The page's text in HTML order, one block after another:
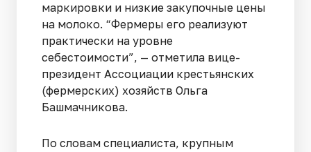
маркировки и низкие закупочные цены
на молоко. “Фермеры его реализуют
практически на уровне
себестоимости”, — отметила вице-
президент Ассоциации крестьянских
(фермерских) хозяйств Ольга
Башмачникова.
По словам специалиста, крупным